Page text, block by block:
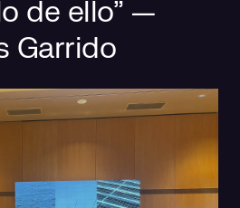
de ello” —
Garrido